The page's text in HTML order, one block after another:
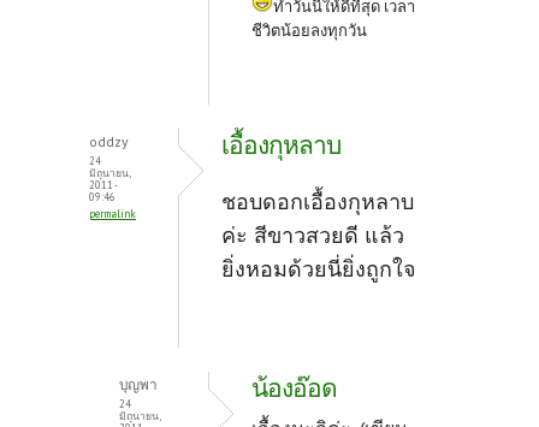
ทำวันนี้ให้ดีที่สุด เวลา
ชีวิตน้อยลงทุกวัน
oddzy
24
มิถุนายน,
2011 -
09:46
permalink
เอื้องกุหลาบ
ชอบดอกเอื้องกุหลาบ
ค่ะ สีขาวสวยดี แล้ว
ยิ่งหอมด้วยนี่ยิ่งถูกใจ
บุญพา
24
มิถุนายน,
น้องอ๊อด